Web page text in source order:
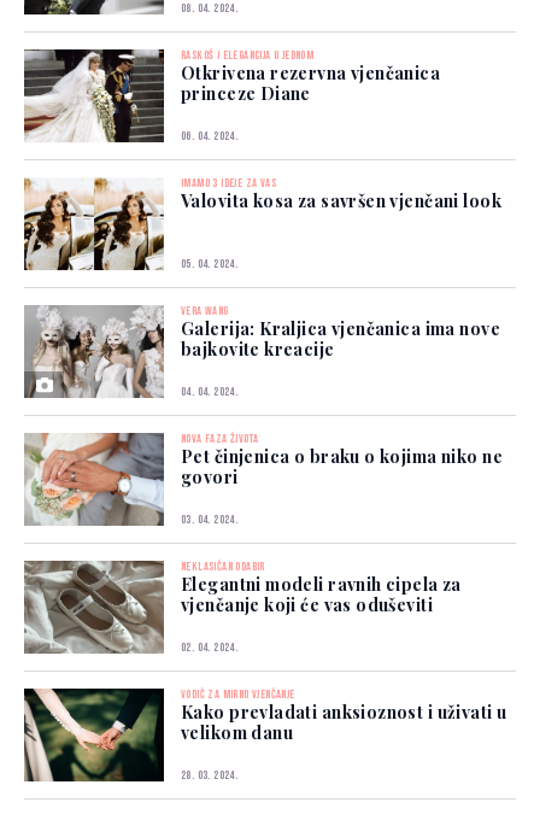
08. 04. 2024.
RASKOŠ I ELEGANCIJA U JEDNOM
Otkrivena rezervna vjenčanica
princeze Diane
06. 04. 2024.
IMAMO 3 IDEJE ZA VAS
Valovita kosa za savršen vjenčani look
05. 04. 2024.
VERA WANG
Galerija: Kraljica vjenčanica ima nove
bajkovite kreacije
04. 04. 2024.
NOVA FAZA ŽIVOTA
Pet činjenica o braku o kojima niko ne
govori
03. 04. 2024.
NEKLASIČAN ODABIR
Elegantni modeli ravnih cipela za
vjenčanje koji će vas oduševiti
02. 04. 2024.
VODIČ ZA MIRNO VJENČANJE
Kako prevladati anksioznost i uživati u
velikom danu
28. 03. 2024.